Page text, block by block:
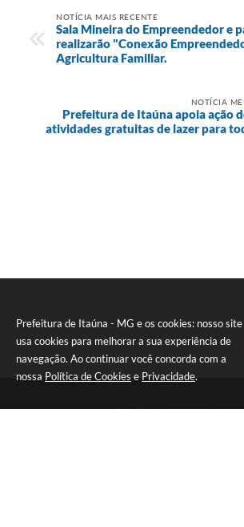
Prefeitura de Itaúna - MG e os cookies: nosso site
usa cookies para melhorar a sua experiência de
navegação. Ao continuar você concorda com a
nossa Política de Cookies e Privacidade.
NOTÍCIA MAIS RECENTE
Sala Mineira do Empreendedor e
realizarão "Conexão
Agricultura Familiar.
NOTÍCIA
Prefeitura de Itaúna apoia ação
atividades gratuitas de lazer para
Telefone: (37) 3249-9500